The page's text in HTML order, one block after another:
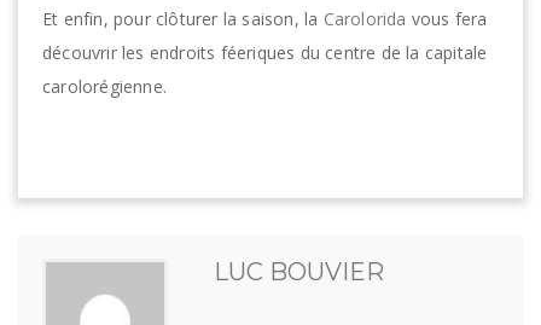
Et enfin, pour clôturer la saison, la Carolorida vous fera
découvrir les endroits féeriques du centre de la capitale
carolorégienne.
LUC BOUVIER